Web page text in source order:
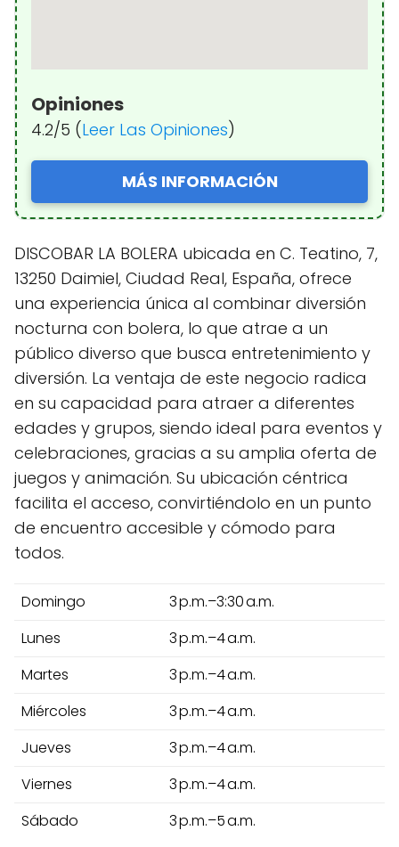
Opiniones
4.2/5 (Leer Las Opiniones)
MÁS INFORMACIÓN
DISCOBAR LA BOLERA ubicada en C. Teatino, 7,
13250 Daimiel, Ciudad Real, España, ofrece
una experiencia única al combinar diversión
nocturna con bolera, lo que atrae a un
público diverso que busca entretenimiento y
diversión. La ventaja de este negocio radica
en su capacidad para atraer a diferentes
edades y grupos, siendo ideal para eventos y
celebraciones, gracias a su amplia oferta de
juegos y animación. Su ubicación céntrica
facilita el acceso, convirtiéndolo en un punto
de encuentro accesible y cómodo para
todos.
Domingo
3 p.m.–3:30 a.m.
Lunes
3 p.m.–4 a.m.
Martes
3 p.m.–4 a.m.
Miércoles
3 p.m.–4 a.m.
Jueves
3 p.m.–4 a.m.
Viernes
3 p.m.–4 a.m.
Sábado
3 p.m.–5 a.m.